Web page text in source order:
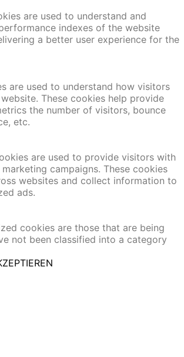
are used to understand and
indexes of the website
a better user experience for the
are used to understand how visitors
These cookies help provide
the number of visitors, bounce
etc.
are used to provide visitors with
campaigns. These cookies
websites and collect information to
ads.
cookies are those that are being
not been classified into a category